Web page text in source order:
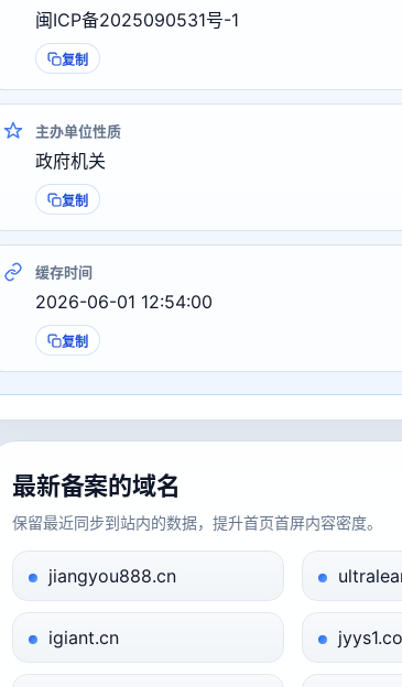
闽ICP备2025090531号-1
复制
主办单位性质
政府机关
复制
缓存时间
2026-06-01 12:54:00
复制
最新备案的域名
保留最近同步到站内的数据，提升首页首屏内容密度。
jiangyou888.cn
igiant.cn